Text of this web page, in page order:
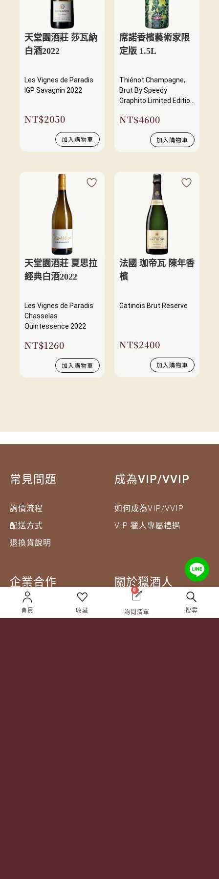
天堂園酒莊 莎瓦納
白酒2022
Les Vignes de Paradis
IGP Savagnin 2022
NT$2050
加入購物車
席諾香檳藝術家限
定版 1.5L
Thiénot Champagne,
Brut By Speedy
Graphito Limited Edition
NT$4600
加入購物車
天堂園酒莊 夏思拉
經典白酒2022
Les Vignes de Paradis
Chasselas
Quintessence 2022
NT$1260
加入購物車
法國 珈帝瓦 陳年香
檳
Gatinois Brut Reserve
NT$2400
加入購物車
常見問題
詢價流程
配送方式
退換貨說明
成為VIP/VVIP
如何成為VIP/VVIP
VIP 獵人專屬禮遇
企業合作
企業合作
關於獵酒人
人才招募
會員 收藏
0
詢問清單 搜尋